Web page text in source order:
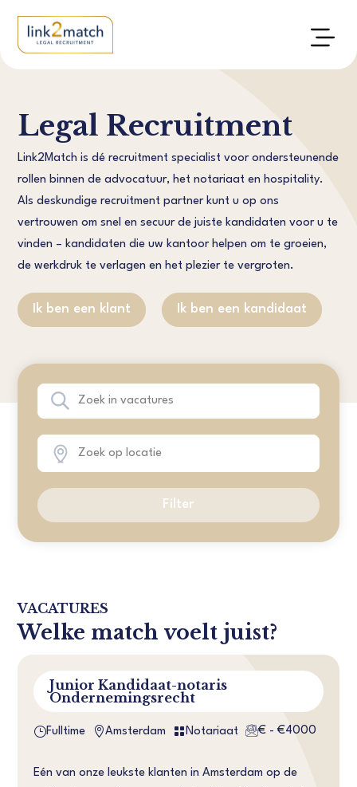
Legal Recruitment
Link2Match is dé recruitment specialist voor ondersteunende
rollen binnen de advocatuur, het notariaat en hospitality.
Als deskundige recruitment partner kunt u op ons
vertrouwen om snel en secuur de juiste kandidaten voor u te
vinden – kandidaten die uw kantoor helpen om te groeien,
de werkdruk te verlagen en het plezier te vergroten.
Ik ben een klant Ik ben een kandidaat
Filter
VACATURES
Welke match voelt juist?
Junior Kandidaat-notaris
Ondernemingsrecht
}Fulltime Amsterdam  Notariaat € - €4000
Eén van onze leukste klanten in Amsterdam op de